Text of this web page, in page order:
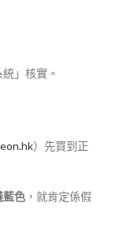
」核實。
）先買到正
藍色 ，就肯定係假